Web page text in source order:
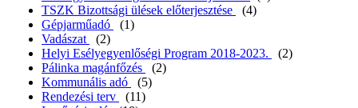
TSZK Bizottsági ülések előterjesztése
(4)
Gépjarműadó
(1)
Vadászat
(2)
Helyi Esélyegyenlőségi Program 2018-2023.
(2)
Pálinka magánfőzés
(2)
Kommunális adó
(5)
Rendezési terv
(11)